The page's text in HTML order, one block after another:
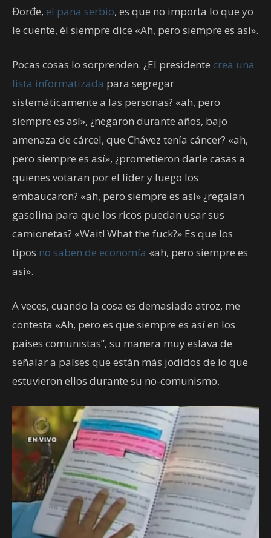
Đorđe, el pana serbio, es que no importa lo que yo
le cuente, él siempre dice «Ah, pero siempre es así».
Pocas cosas lo sorprenden. ¿El presidente crea una
lista informatizada para segregar
sistemáticamente a las personas? «ah, pero
siempre es así», ¿negaron durante años, bajo
amenaza de cárcel, que Chávez tenía cáncer? «ah,
pero siempre es así», ¿prometieron darle casas a
quienes votaran por el líder y luego los
embaucaron? «ah, pero siempre es así» ¿regalan
gasolina para que los ricos puedan usar sus
camionetas? «Wait! What the fuck?» Es que los
tipos no saben de economía «ah, pero siempre es
así».
A veces, cuando la cosa es demasiado atroz, me
contesta «Ah, pero es que siempre es así en los
países comunistas”, su manera muy eslava de
señalar a países que están más jodidos de lo que
estuvieron ellos durante su no-comunismo.